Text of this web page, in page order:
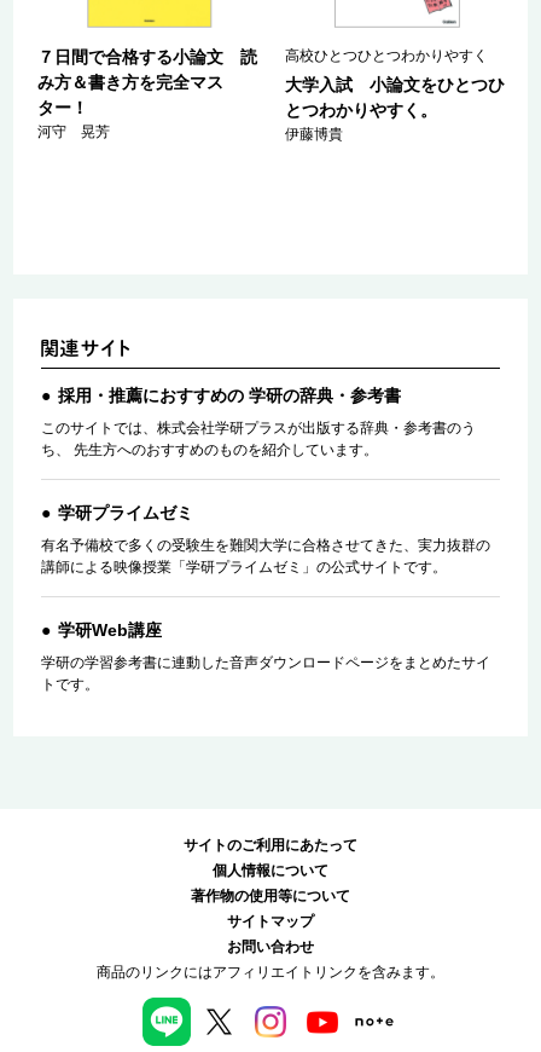
７日間で合格する小論文 読
み方＆書き方を完全マス
ター！
河守 晃芳
高校ひとつひとつわかりやすく
大学入試 小論文をひとつひ
とつわかりやすく。
伊藤博貴
採用・推薦におすすめの 学研の辞典・参考書
このサイトでは、株式会社学研プラスが出版する辞典・参考書のう
ち、 先生方へのおすすめのものを紹介しています。
学研プライムゼミ
有名予備校で多くの受験生を難関大学に合格させてきた、実力抜群の
講師による映像授業「学研プライムゼミ」の公式サイトです。
学研Web講座
学研の学習参考書に連動した音声ダウンロードページをまとめたサイ
トです。
サイトのご利用にあたって
個人情報について
著作物の使用等について
サイトマップ
お問い合わせ
商品のリンクにはアフィリエイトリンクを含みます。